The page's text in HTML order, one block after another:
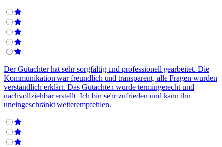
Der Gutachter hat sehr sorgfältig und professionell gearbeitet. Die
Kommunikation war freundlich und transparent, alle Fragen wurden
verständlich erklärt. Das Gutachten wurde termingerecht und
nachvollziehbar erstellt. Ich bin sehr zufrieden und kann ihn
uneingeschränkt weiterempfehlen.